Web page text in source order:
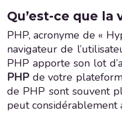
Qu’est-ce que
PHP, acronyme de «
navigateur de
PHP apporte son lot
PHP de votre
de PHP sont souvent
peut considérablement